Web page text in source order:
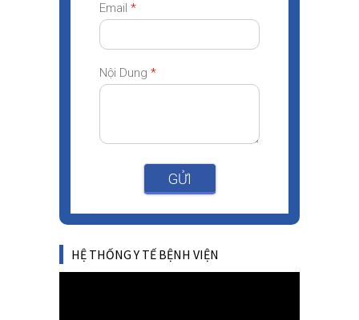
Email *
Nội Dung *
GỬI
HỆ THỐNG Y TẾ BỆNH VIỆN